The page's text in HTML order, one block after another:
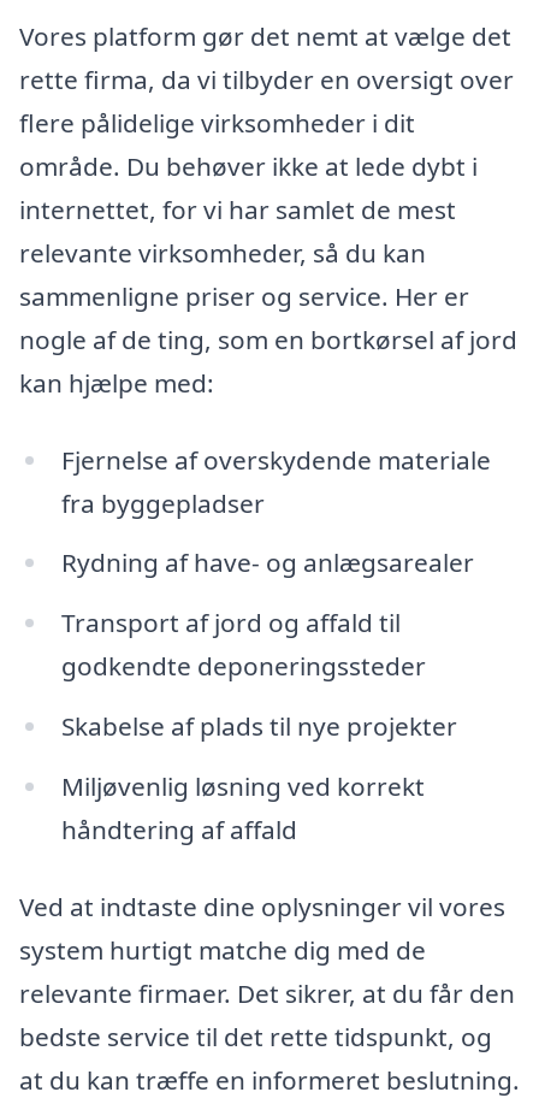
Vores platform gør det nemt at vælge det
rette firma, da vi tilbyder en oversigt over
flere pålidelige virksomheder i dit
område. Du behøver ikke at lede dybt i
internettet, for vi har samlet de mest
relevante virksomheder, så du kan
sammenligne priser og service. Her er
nogle af de ting, som en bortkørsel af jord
kan hjælpe med:
Fjernelse af overskydende materiale
fra byggepladser
Rydning af have- og anlægsarealer
Transport af jord og affald til
godkendte deponeringssteder
Skabelse af plads til nye projekter
Miljøvenlig løsning ved korrekt
håndtering af affald
Ved at indtaste dine oplysninger vil vores
system hurtigt matche dig med de
relevante firmaer. Det sikrer, at du får den
bedste service til det rette tidspunkt, og
at du kan træffe en informeret beslutning.